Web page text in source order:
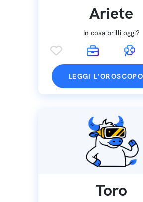
Ariete
In cosa brilli oggi?
LEGGI L'OROSCOPO
Toro